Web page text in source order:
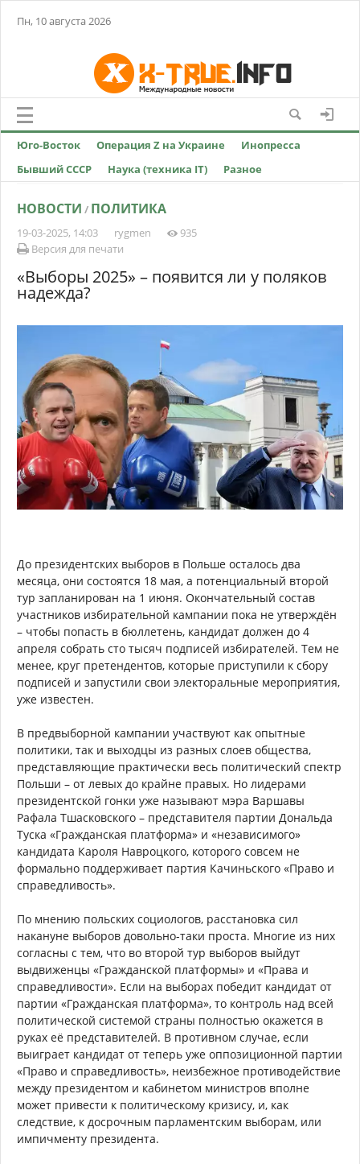
Пн, 10 августа 2026
Юго-Восток Операция Z на Украине
Инопресса
Бывший СССР
Наука (техника IT) Разное
НОВОСТИ / ПОЛИТИКА
19-03-2025, 14:03 rygmen
935
Версия для печати
«Выборы 2025» – появится ли у поляков
надежда?
До президентских выборов в Польше осталось два
месяца, они состоятся 18 мая, а потенциальный второй
тур запланирован на 1 июня. Окончательный состав
участников избирательной кампании пока не утверждён
– чтобы попасть в бюллетень, кандидат должен до 4
апреля собрать сто тысяч подписей избирателей. Тем не
менее, круг претендентов, которые приступили к сбору
подписей и запустили свои электоральные мероприятия,
уже известен.
В предвыборной кампании участвуют как опытные
политики, так и выходцы из разных слоев общества,
представляющие практически весь политический спектр
Польши – от левых до крайне правых. Но лидерами
президентской гонки уже называют мэра Варшавы
Рафала Тшасковского – представителя партии Дональда
Туска «Гражданская платформа» и «независимого»
кандидата Кароля Навроцкого, которого совсем не
формально поддерживает партия Качиньского «Право и
справедливость».
По мнению польских социологов, расстановка сил
накануне выборов довольно-таки проста. Многие из них
согласны с тем, что во второй тур выборов выйдут
выдвиженцы «Гражданской платформы» и «Права и
справедливости». Если на выборах победит кандидат от
партии «Гражданская платформа», то контроль над всей
политической системой страны полностью окажется в
руках её представителей. В противном случае, если
выиграет кандидат от теперь уже оппозиционной партии
«Право и справедливость», неизбежное противодействие
между президентом и кабинетом министров вполне
может привести к политическому кризису, и, как
следствие, к досрочным парламентским выборам, или
импичменту президента.